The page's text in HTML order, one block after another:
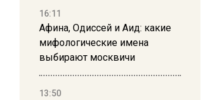
16:11
Афина, Одиссей и Аид: какие
мифологические имена
выбирают москвичи
13:50